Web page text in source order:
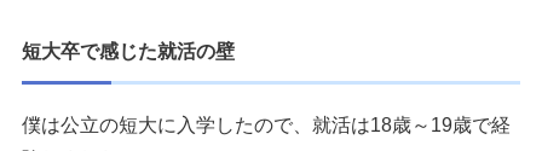
短大卒で感じた就活の壁
僕は公立の短大に入学したので、就活は18歳～19歳で経